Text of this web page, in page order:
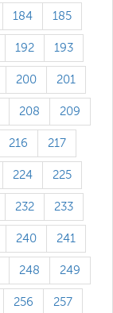
184 185
192 193
200 201
208 209
216 217
224 225
232 233
240 241
248 249
256 257